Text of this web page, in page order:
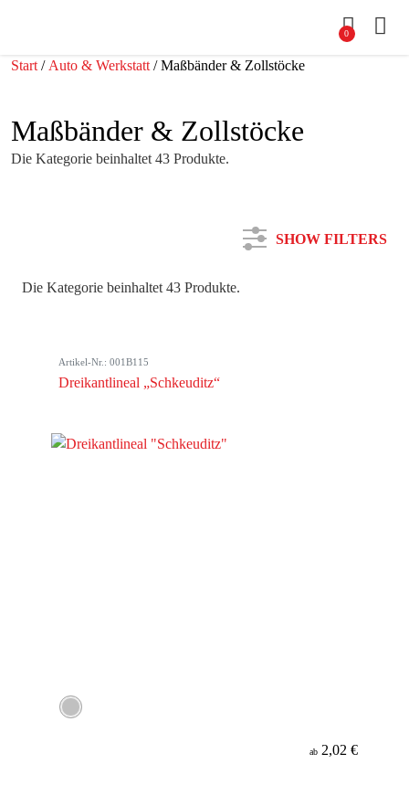
0
Start / Auto & Werkstatt / Maßbänder & Zollstöcke
Maßbänder & Zollstöcke
Die Kategorie beinhaltet 43 Produkte.
SHOW FILTERS
Farbe
Die Kategorie beinhaltet 43 Produkte.
Artikel-Nr.: 001B115
Dreikantlineal „Schkeuditz“
ab 2,02 €